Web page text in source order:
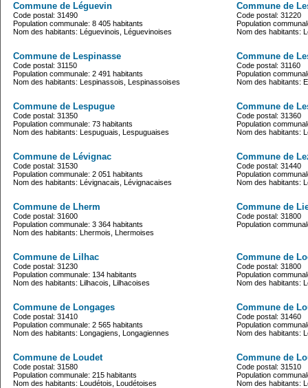
Commune de Léguevin
Code postal: 31490
Population communale: 8 405 habitants
Nom des habitants: Léguevinois, Léguevinoises
Commune de
Code postal: 31220
Population
Nom des habitants:
Commune de Lespinasse
Code postal: 31150
Population communale: 2 491 habitants
Nom des habitants: Lespinassois, Lespinassoises
Commune de
Code postal: 31160
Population
Nom des habitants:
Commune de Lespugue
Code postal: 31350
Population communale: 73 habitants
Nom des habitants: Lespuguais, Lespuguaises
Commune de
Code postal: 31360
Population
Nom des habitants:
Commune de Lévignac
Code postal: 31530
Population communale: 2 051 habitants
Nom des habitants: Lévignacais, Lévignacaises
Commune de
Code postal: 31440
Population
Nom des habitants:
Commune de Lherm
Code postal: 31600
Population communale: 3 364 habitants
Nom des habitants: Lhermois, Lhermoises
Commune de
Code postal: 31800
Population
Commune de Lilhac
Code postal: 31230
Population communale: 134 habitants
Nom des habitants: Lilhacois, Lilhacoises
Commune de
Code postal: 31800
Population
Nom des habitants:
Commune de Longages
Code postal: 31410
Population communale: 2 565 habitants
Nom des habitants: Longagiens, Longagiennes
Commune de
Code postal: 31460
Population
Nom des habitants:
Commune de Loudet
Code postal: 31580
Population communale: 215 habitants
Nom des habitants: Loudétois, Loudétoises
Commune de
Code postal: 31510
Population
Nom des habitants: